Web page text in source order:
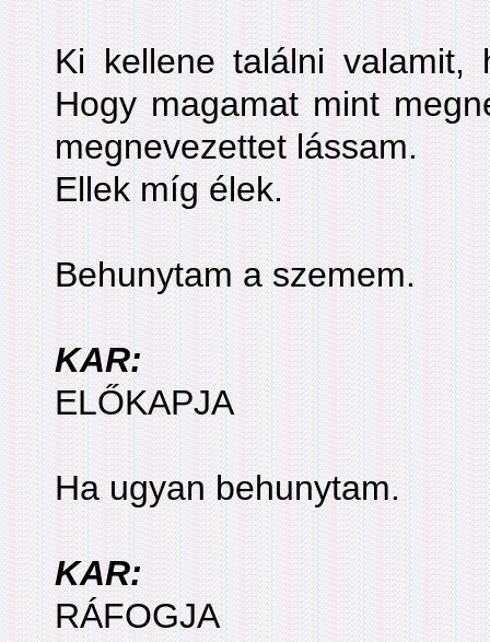
Ki kellene találni valamit,
Hogy magamat mint
megnevezettet lássam.
Ellek míg élek.
Behunytam a szemem.
KAR:
ELŐKAPJA
Ha ugyan behunytam.
KAR:
RÁFOGJA